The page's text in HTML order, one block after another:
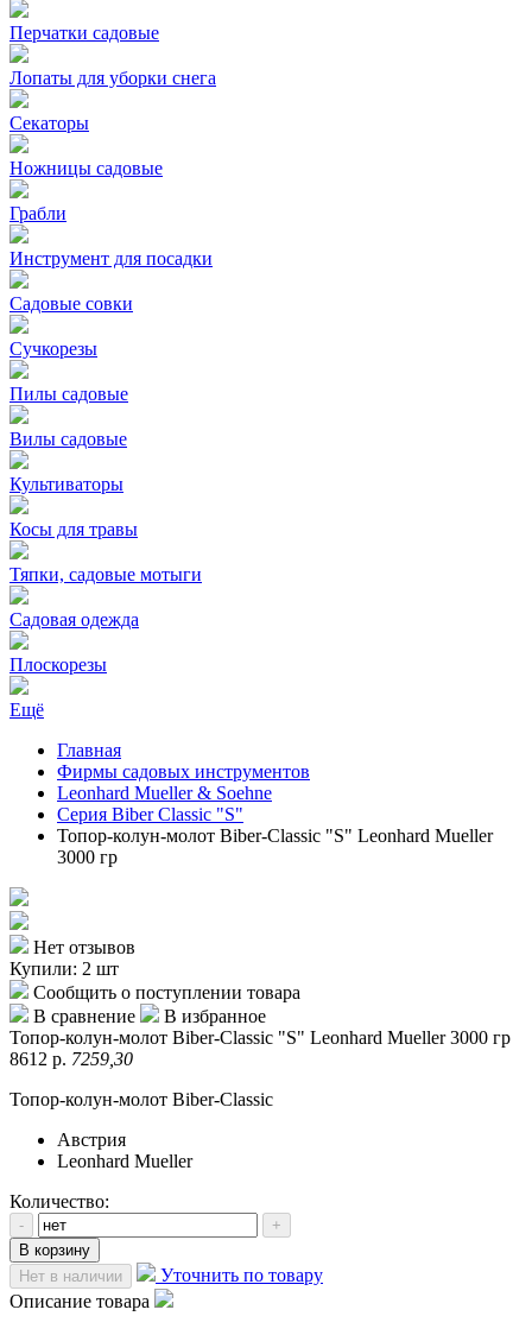
Перчатки садовые
Лопаты для уборки снега
Секаторы
Ножницы садовые
Грабли
Инструмент для посадки
Садовые совки
Сучкорезы
Пилы садовые
Вилы садовые
Культиваторы
Косы для травы
Тяпки, садовые мотыги
Садовая одежда
Плоскорезы
Ещё
Главная
Фирмы садовых инструментов
Leonhard Mueller & Soehne
Серия Biber Classic "S"
Топор-колун-молот Biber-Classic "S" Leonhard Mueller
3000 гр
Нет отзывов
Купили: 2 шт
Сообщить о поступлении товара
В сравнение
В избранное
Топор-колун-молот Biber-Classic "S" Leonhard Mueller 3000 гр
8612 р. 7259,30
Топор-колун-молот Biber-Classic
Австрия
Leonhard Mueller
Количество:
-
+
В корзину
Нет в наличии
Уточнить по товару
Описание товара